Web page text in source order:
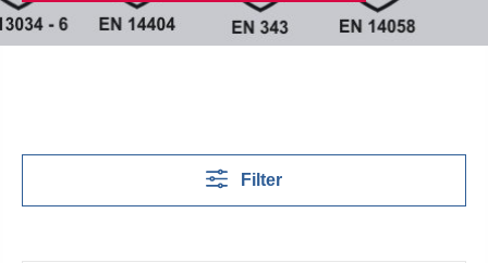
Filter